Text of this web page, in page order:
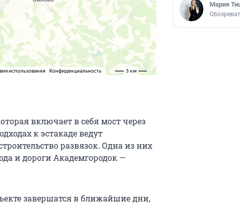
включает в себя мост через
к эстакаде ведут
развязок. Одна из них
и дороги Академгородок —
завершатся в ближайшие дни,
Мария